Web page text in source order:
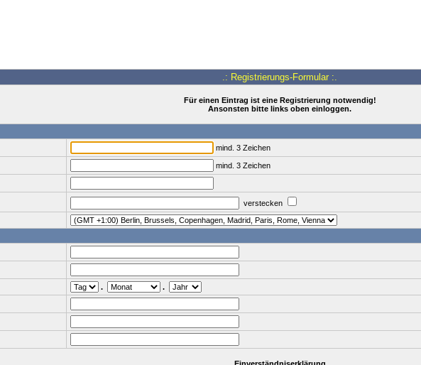
.: Registrierungs-Formular :.
Für einen Eintrag ist eine Registrierung notwendig!
Ansonsten bitte links oben einloggen.
mind. 3 Zeichen
mind. 3 Zeichen
verstecken
.
.